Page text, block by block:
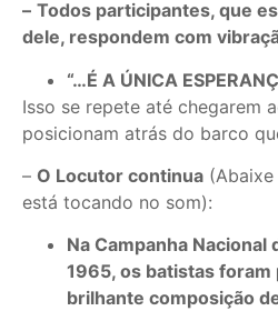
– Todos participantes, que
dele, respondem com
“…É A ÚNICA
Isso se repete até chegarem
posicionam atrás do barco
– O Locutor continua
está tocando no som):
Na Campanha Nacional
1965, os batistas
brilhante composição